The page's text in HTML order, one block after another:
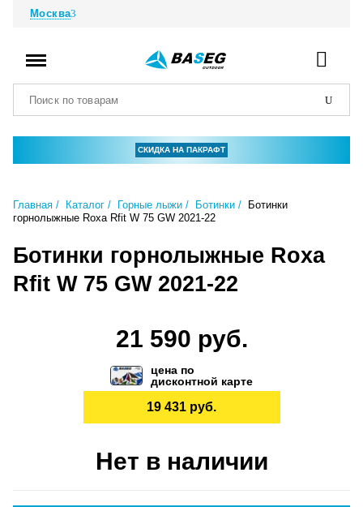
Москва
СКИДКА НА ПАКРАФТ
Главная Каталог Горные лыжи Ботинки
Ботинки
горнолыжные Roxa Rfit W 75 GW 2021-22
Ботинки горнолыжные Roxa
Rfit W 75 GW 2021-22
21 590 руб.
цена по
дисконтной карте
19 431 руб.
Нет в наличии